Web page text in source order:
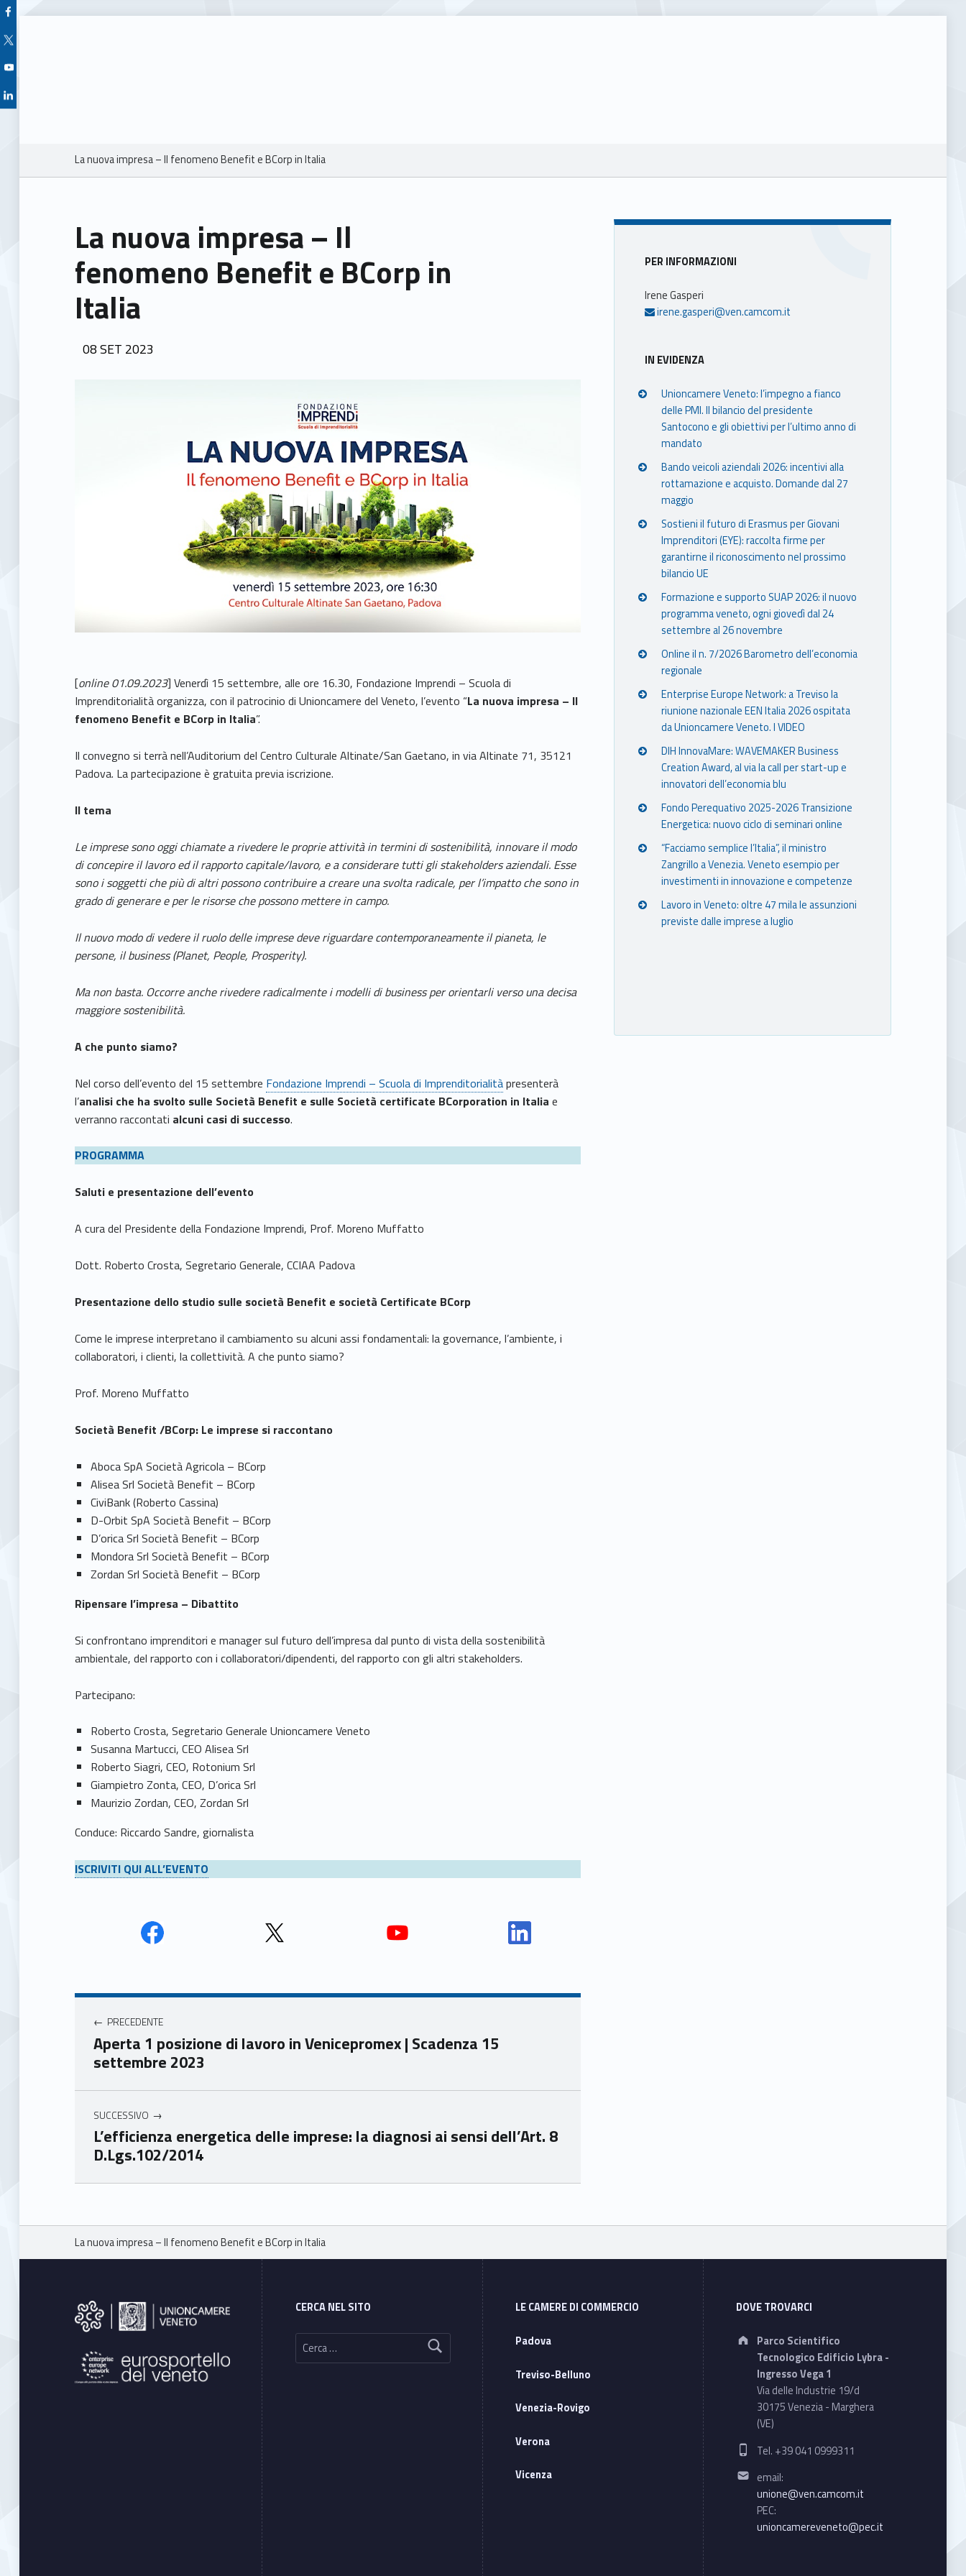
Facebook Unioncamere Veneto
Twitter Unioncamere Veneto
Youtube Unioncamere Veneto
Linkedin Unioncamere Veneto
Breadcrumbs navigation
La nuova impresa – Il fenomeno Benefit e BCorp in Italia
La nuova impresa – Il
fenomeno Benefit e BCorp in
Italia
POSTED ON:
08SET 2023
[online 01.09.2023] Venerdì 15 settembre, alle ore 16.30, Fondazione Imprendi – Scuola di
Imprenditorialità organizza, con il patrocinio di Unioncamere del Veneto, l’evento “La nuova impresa – Il
fenomeno Benefit e BCorp in Italia”.
Il convegno si terrà nell’Auditorium del Centro Culturale Altinate/San Gaetano, in via Altinate 71, 35121
Padova. La partecipazione è gratuita previa iscrizione.
Il tema
Le imprese sono oggi chiamate a rivedere le proprie attività in termini di sostenibilità, innovare il modo
di concepire il lavoro ed il rapporto capitale/lavoro, e a considerare tutti gli stakeholders aziendali. Esse
sono i soggetti che più di altri possono contribuire a creare una svolta radicale, per l’impatto che sono in
grado di generare e per le risorse che possono mettere in campo.
Il nuovo modo di vedere il ruolo delle imprese deve riguardare contemporaneamente il pianeta, le
persone, il business (Planet, People, Prosperity).
Ma non basta. Occorre anche rivedere radicalmente i modelli di business per orientarli verso una decisa
maggiore sostenibilità.
A che punto siamo?
Nel corso dell’evento del 15 settembre Fondazione Imprendi – Scuola di Imprenditorialitàpresenterà
l’analisi che ha svolto sulle Società Benefit e sulle Società certificate BCorporation in Italia e
verranno raccontati alcuni casi di successo.
PROGRAMMA
Saluti e presentazione dell’evento
A cura del Presidente della Fondazione Imprendi, Prof. Moreno Muffatto
Dott. Roberto Crosta, Segretario Generale, CCIAA Padova
Presentazione dello studio sulle società Benefit e società Certificate BCorp
Come le imprese interpretano il cambiamento su alcuni assi fondamentali: la governance, l’ambiente, i
collaboratori, i clienti, la collettività. A che punto siamo?
Prof. Moreno Muffatto
Società Benefit /BCorp: Le imprese si raccontano
Aboca SpA Società Agricola – BCorp
Alisea Srl Società Benefit – BCorp
CiviBank (Roberto Cassina)
D -Orbit SpA Società Benefit – BCorp
D’orica Srl Società Benefit – BCorp
Mondora Srl Società Benefit – BCorp
Zordan Srl Società Benefit – BCorp
Ripensare l’impresa – Dibattito
Si confrontano imprenditori e manager sul futuro dell’impresa dal punto di vista della sostenibilità
ambientale, del rapporto con i collaboratori/dipendenti, del rapporto con gli altri stakeholders.
Partecipano:
Roberto Crosta, Segretario Generale Unioncamere Veneto
Susanna Martucci, CEO Alisea Srl
Roberto Siagri, CEO, Rotonium Srl
Giampietro Zonta, CEO, D’orica Srl
Maurizio Zordan, CEO, Zordan Srl
Conduce: Riccardo Sandre, giornalista
ISCRIVITI QUI ALL’EVENTO
Unio
mer
e
Ven
Unio
e
Unio
e
Unio
Navigazione articoli
PRECEDENTE
Aperta 1 posizione di lavoro in Venicepromex | Scadenza 15
settembre 2023
SUCCESSIVO
L’efficienza energetica delle imprese: la diagnosi ai sensi dell’Art. 8
D.Lgs.102/2014
Skip back to main navigation
Sidebar
PER INFORMAZIONI
Irene Gasperi
irene.gasperi@ven.camcom.it
IN EVIDENZA
Unioncamere Veneto: l’impegno a fianco
delle PMI. Il bilancio del presidente
Santocono e gli obiettivi per l’ultimo anno di
mandato
Bando veicoli aziendali 2026: incentivi alla
rottamazione e acquisto. Domande dal 27
maggio
Sostieni il futuro di Erasmus per Giovani
Imprenditori (EYE): raccolta firme per
garantirne il riconoscimento nel prossimo
bilancio UE
Formazione e supporto SUAP 2026: il nuovo
programma veneto, ogni giovedì dal 24
settembre al 26 novembre
Online il n. 7/2026 Barometro dell’economia
regionale
Enterprise Europe Network: a Treviso la
riunione nazionale EEN Italia 2026 ospitata
da Unioncamere Veneto. I VIDEO
DIH InnovaMare: WAVEMAKER Business
Creation Award, al via la call per start-up e
innovatori dell’economia blu
Fondo Perequativo 2025-2026 Transizione
Energetica: nuovo ciclo di seminari online
“Facciamo semplice l’Italia”, il ministro
Zangrillo a Venezia. Veneto esempio per
investimenti in innovazione e competenze
Lavoro in Veneto: oltre 47 mila le assunzioni
previste dalle imprese a luglio
Breadcrumbs navigation
La nuova impresa – Il fenomeno Benefit e BCorp in Italia
Footer sidebar
CERCA NEL SITO
Ricerca per:
LE CAMERE DI COMMERCIO
Padova
Treviso-Belluno
Venezia-Rovigo
Verona
Vicenza
DOVE TROVARCI
Address:
Parco Scientifico
Tecnologico Edificio Lybra -
Ingresso Vega 1
Via delle Industrie 19/d
30175 Venezia - Marghera
(VE)
Phone number:
Tel. +39 041 0999311
Email address:
email:
unione@ven.camcom.it
PEC:
unioncamereveneto@pec.it